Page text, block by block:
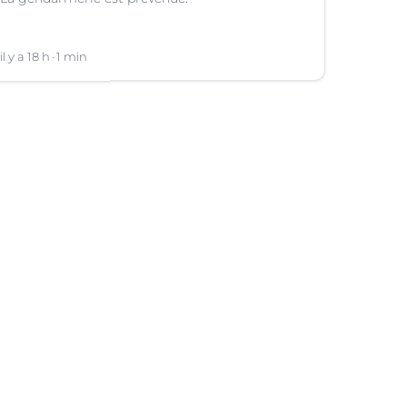
il y a 18 h 1 min